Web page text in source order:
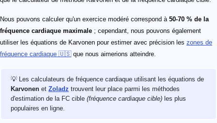
Nous pouvons calculer qu'un exercice modéré correspond à 50-70 % de la
fréquence cardiaque maximale ; cependant, nous pouvons également
utiliser les équations de Karvonen pour estimer avec précision les zones de
fréquence cardiaque 🇺🇸que nous aimerions atteindre.
💡 Les calculateurs de fréquence cardiaque utilisant les équations de
Karvonen et Zoladz trouvent leur place parmi les méthodes
d'estimation de la FC cible (fréquence cardiaque cible) les plus
populaires en ligne.